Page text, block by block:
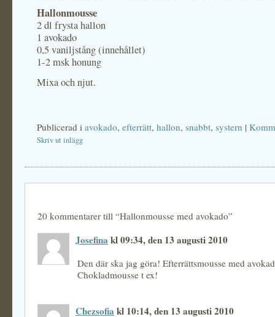
Hallonmousse
2 dl frysta hallon
1 avokado
0,5 vaniljstång (innehållet)
1-2 msk honung
Mixa och njut.
Publicerad i avokado, efterrätt, hallon, snabbt, systern |
Skriv ut inlägg
20 kommentarer till “Hallonmousse med avokado”
Josefina kl 09:34, den 13 augusti 2010
Den där ska jag göra! Efterrättsmousse med
Chokladmousse t ex!
Chezsofia kl 10:14, den 13 augusti 2010